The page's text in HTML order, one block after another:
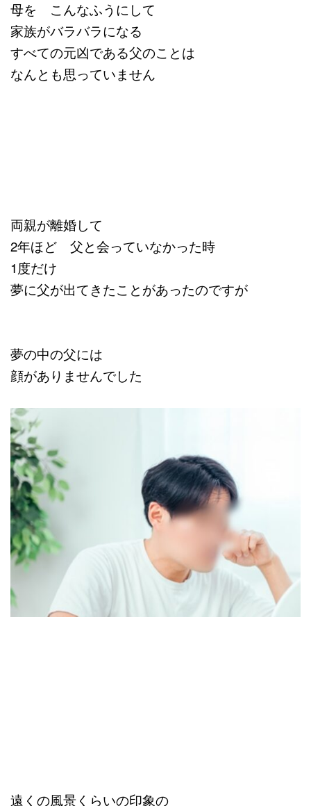
母を こんなふうにして
家族がバラバラになる
すべての元凶である父のことは
なんとも思っていません
両親が離婚して
2年ほど 父と会っていなかった時
1度だけ
夢に父が出てきたことがあったのですが
夢の中の父には
顔がありませんでした
遠くの風景くらいの印象の